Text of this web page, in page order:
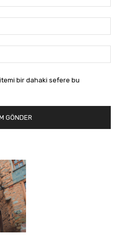
bir dahaki sefere bu